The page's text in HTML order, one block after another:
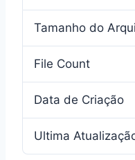
Tamanho do
File Count
Data de Criação
Ultima